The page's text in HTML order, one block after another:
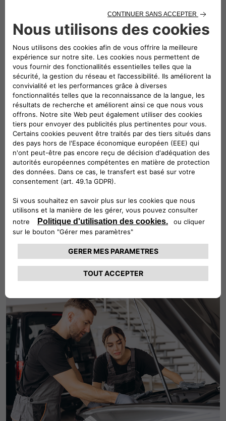
Digital
Grâce à son approche entièrement digitale, Clickar
simplifie plus que jamais l'achat, la vente et l'échange
de véhicules. La plateforme vous donne un accès
rapide aux véhicules, aux enchères et aux services, où
que vous soyez.